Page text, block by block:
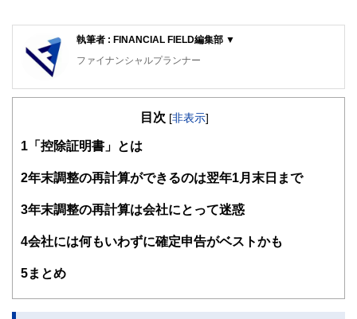
執筆者 : FINANCIAL FIELD編集部 ▼
ファイナンシャルプランナー
FinancialField編集部は、金融、経済に関する記事を、日々
知識がない方でも理解できるようわかりやすく発信していま
得者を中心に「お金や暮らし」に関する書籍・雑誌の編集経
験者で構成され、企画立案から記事掲載まですべての工程に
護士、税理士、宅地建物取引士、相続診断士、住宅ローンア
かしく感じられる年金や税金、相続、保険、ローンなどの話
をわかりやすく発信している点です。
目次 [非表示]
1 「控除証明書」とは
2年末調整の再計算ができるのは翌年1月末日まで
3年末調整の再計算は会社にとって迷惑
4会社には何もいわずに確定申告がベストかも
5まとめ